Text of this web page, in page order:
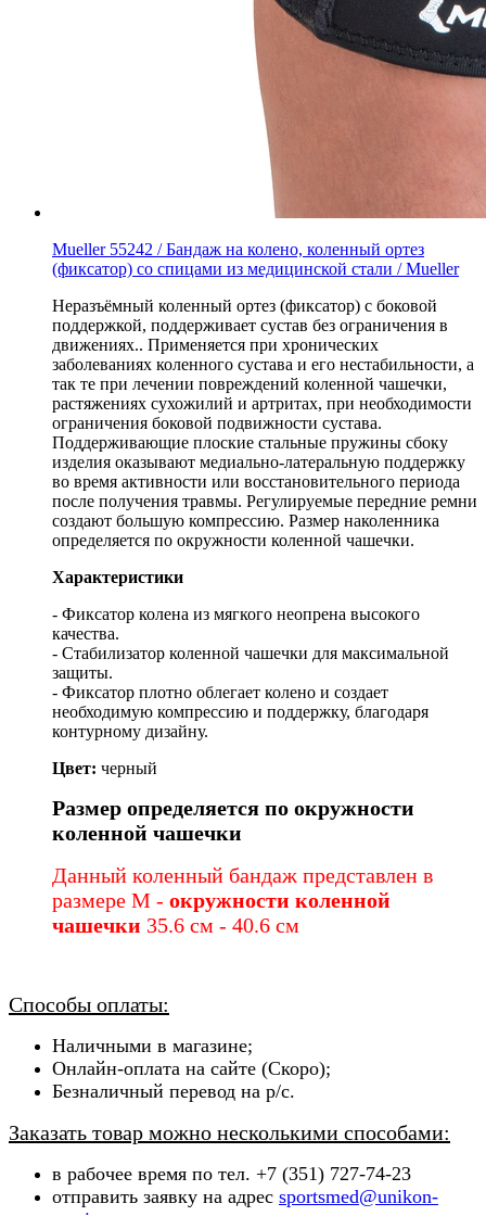
Mueller 55242 / Бандаж на колено, коленный ортез
(фиксатор) со спицами из медицинской стали / Mueller
Неразъёмный коленный ортез (фиксатор) с боковой
поддержкой, поддерживает сустав без ограничения в
движениях.. Применяется при хронических
заболеваниях коленного сустава и его нестабильности, а
так те при лечении повреждений коленной чашечки,
растяжениях сухожилий и артритах, при необходимости
ограничения боковой подвижности сустава.
Поддерживающие плоские стальные пружины сбоку
изделия оказывают медиально-латеральную поддержку
во время активности или восстановительного периода
после получения травмы. Регулируемые передние ремни
создают большую компрессию. Размер наколенника
определяется по окружности коленной чашечки.
Характеристики
- Фиксатор колена из мягкого неопрена высокого
качества.
- Стабилизатор коленной чашечки для максимальной
защиты.
- Фиксатор плотно облегает колено и создает
необходимую компрессию и поддержку, благодаря
контурному дизайну.
Цвет: черный
Размер определяется по окружности
коленной чашечки
Данный коленный бандаж представлен в
размере M - окружности коленной
чашечки 35.6 см - 40.6 см
Способы оплаты:
Наличными в магазине;
Онлайн-оплата на сайте (Скоро);
Безналичный перевод на р/с.
Заказать товар можно несколькими способами:
в рабочее время по тел. +7 (351) 727-74-23
отправить заявку на адрес sportsmed@unikon-